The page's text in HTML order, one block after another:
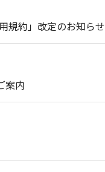
規約」改定のお知らせ
案内